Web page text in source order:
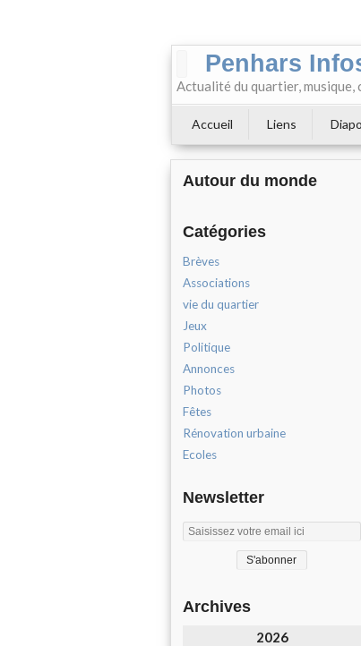
Penhars
Actualité du quartier,
Accueil Liens
Autour du monde
Catégories
Brèves
Associations
vie du quartier
Jeux
Politique
Annonces
Photos
Fêtes
Rénovation urbaine
Ecoles
Newsletter
Archives
2026